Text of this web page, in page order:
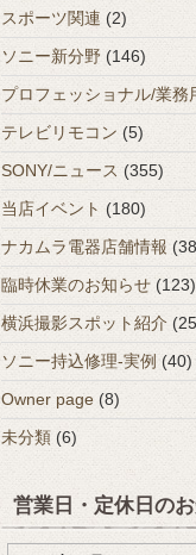
スポーツ関連 (2)
ソニー新分野 (146)
プロフェッショナル/業務
テレビリモコン (5)
SONY/ニュース (355)
当店イベント (180)
ナカムラ電器店舗情報
臨時休業のお知らせ (123)
横浜撮影スポット紹介
ソニー持込修理-実例 (40)
Owner page (8)
未分類 (6)
営業日・定休日の